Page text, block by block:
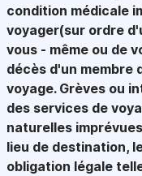
condition médicale
voyager(sur ordre
vous - même ou de
décès d'un membre
voyage. Grèves ou
des services de
naturelles
lieu de destination,
obligation légale